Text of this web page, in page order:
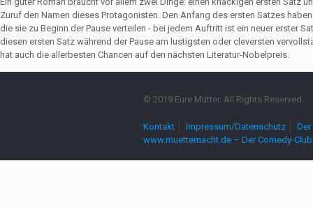
Zuruf den Namen dieses Protagonisten. Den Anfang des ersten Satzes
die sie zu Beginn der Pause verteilen - bei jedem Auftritt ist ein neuer erster
diesen ersten Satz während der Pause am lustigsten oder cleversten
hat auch die allerbesten Chancen auf den nächsten Literatur-Nobelpreis.
© 2019 Eure Mütter. All Rights Reserved.
Kontakt Impressum/Datenschutz
www.muetternacht.de – Der Comedy-Club